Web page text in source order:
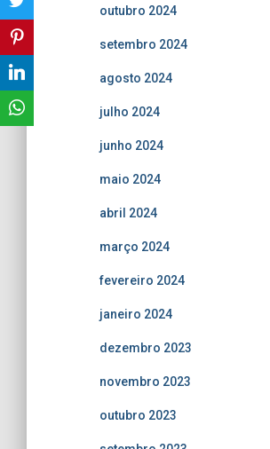
outubro 2024
setembro 2024
agosto 2024
julho 2024
junho 2024
maio 2024
abril 2024
março 2024
fevereiro 2024
janeiro 2024
dezembro 2023
novembro 2023
outubro 2023